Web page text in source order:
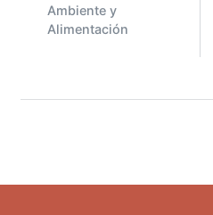
Ambiente y
Alimentación